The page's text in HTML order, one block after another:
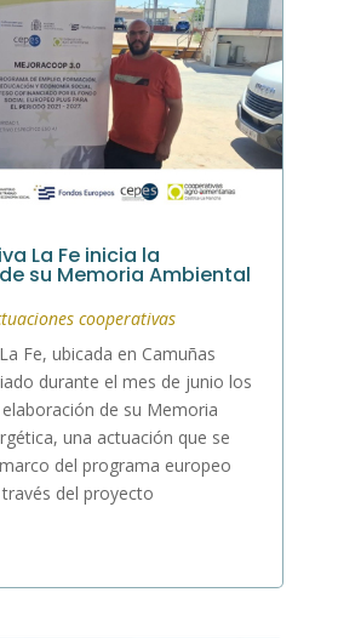
La Fe inicia la
su Memoria Ambiental
cooperativas
Fe, ubicada en Camuñas
durante el mes de junio los
de su Memoria
una actuación que se
del programa europeo
través del proyecto